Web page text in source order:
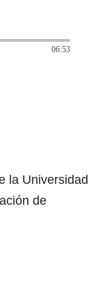
06:53
la Universidad
de